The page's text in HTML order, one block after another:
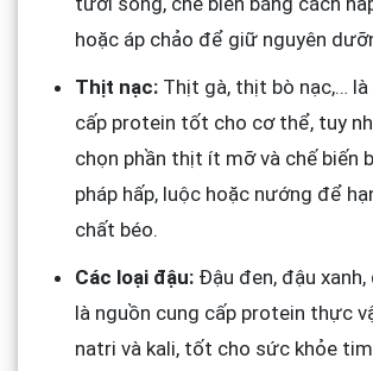
hoặc áp chảo để giữ nguyên
Thịt nạc:Thịt gà, thịt bò nạc,… là
cấp protein tốt cho cơ thể, tuy
chọn phần thịt ít mỡ và chế biến
pháp hấp, luộc hoặc nướng để
chất béo.
Các loại đậu:Đậu đen, đậu xanh,
là nguồn cung cấp protein thực
natri và kali, tốt cho sức khỏe